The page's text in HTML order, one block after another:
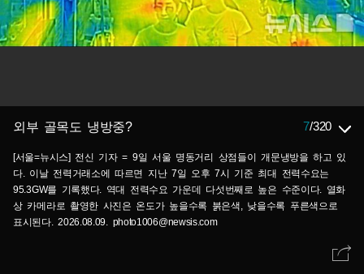
외부 골목도 냉방중? 7/320
[서울=뉴시스] 전신 기자 = 9일 서울 명동거리 상점들이 개문냉방을 하고 있
다. 이날 전력거래소에 따르면 지난 7일 오후 7시 기준 최대 전력수요는
95.3GW를 기록했다. 역대 전력수요 가운데 다섯번째로 높은 수준이다. 열화
상 카메라로 촬영한 사진은 온도가 높을수록 붉은색, 낮을수록 푸른색으로
표시된다. 2026.08.09. photo1006@newsis.com